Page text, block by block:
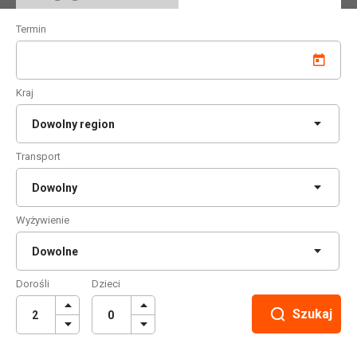
Termin
Kraj
Transport
Wyżywienie
Dorośli Dzieci
Szukaj